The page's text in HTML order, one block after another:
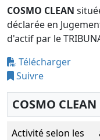
COSMO CLEAN
déclarée en
d'actif par le
Télécharger
Suivre
COSMO CLEAN
Activité selon les